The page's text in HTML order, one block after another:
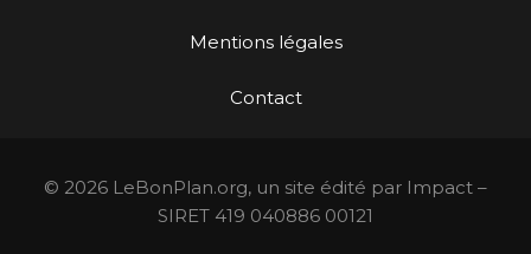
Mentions légales
Contact
© 2026 LeBonPlan.org, un site édité par Impact –
SIRET 419 040886 00121